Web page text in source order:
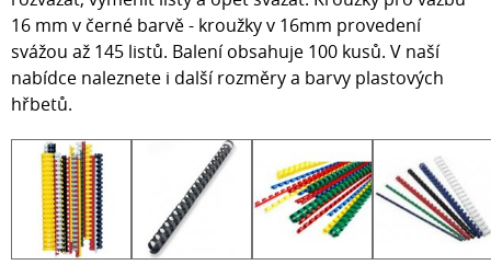
16 mm v černé barvě - kroužky v 16mm provedení
svážou až 145 listů. Balení obsahuje 100 kusů. V naší
nabídce naleznete i další rozměry a barvy plastových
hřbetů.